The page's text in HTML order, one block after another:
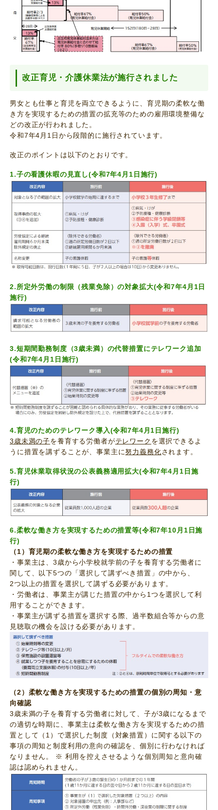
改正育児・介護休業法が施行されました
男女とも仕事と育児を両立できるように、育児期の柔軟な働
き方を実現するための措置の拡充等のための雇用環境整備な
どの改正が行われました。
令和7年4月1日から段階的に施行されています。
改正のポイントは以下のとおりです。
1.子の看護休暇の見直し(令和7年4月1日施行)
2.所定外労働の制限（残業免除）の対象拡大(令和7年4月1日
施行)
3.短期間勤務制度（3歳未満）の代替措置にテレワーク追加
(令和7年4月1日施行)
4.育児のためのテレワーク導入(令和7年4月1日施行)
3歳未満の子を養育する労働者がテレワーク を選択できるよ
うに措置を講ずることが、事業主に努力義務化されます。
5.育児休業取得状況の公表義務適用拡大(令和7年4月1日施
行)
6.柔軟な働き方を実現するための措置等(令和7年10月1日施
行)
（1）育児期の柔軟な働き方を実現するための措置
・事業主は、3歳から小学校就学前の子を養育する労働者に
関して、以下5つの「選択して講ずべき措置」の中から、
2つ以上の措置を選択して講ずる必要があります。
・労働者は、事業主が講じた措置の中から1つを選択して利
用することができます。
・事業主が講ずる措置を選択する際、過半数組合等からの意
見聴取の機会を設ける必要があります。
（2）柔軟な働き方を実現するための措置の個別の周知・意
向確認
3歳未満の子を養育する労働者に対して、子が3歳になるまで
の適切な時期に、事業主は柔軟な働き方を実現するための措
置として（1）で選択した制度（対象措置）に関する以下の
事項の周知と制度利用の意向の確認を、個別に行わなければ
なりません。 ※ 利用を控えさせるような個別周知と意向確
認は認められません。